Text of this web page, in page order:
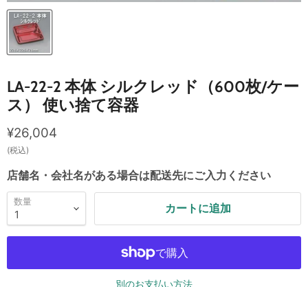
LA-22-2 本体 シルクレッド（600枚/ケー
ス） 使い捨て容器
現在の価格
¥26,004
(税込)
店舗名・会社名がある場合は配送先にご入力ください
数量
カートに追加
別のお支払い方法